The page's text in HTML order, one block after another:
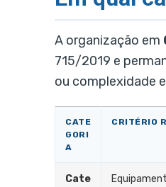
A organização em
715/2019 e
ou complexidade
CATE
GORI
A
CRITÉRIO
Cate